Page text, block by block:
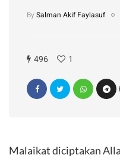
By Salman Akif Faylasuf
496 1
Malaikat diciptakan